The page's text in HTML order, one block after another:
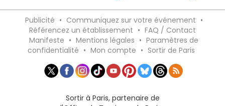
Publicité • Communiquez sur votre événement •
Référencez un établissement • FAQ / Contact
Manifeste • Mentions légales • Paramètres de
confidentialité • Mon compte • Sortir de Paris
Sortir à Paris, partenaire de